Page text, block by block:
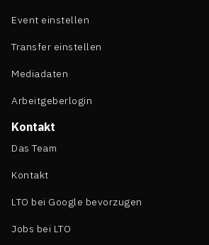
Event einstellen
Transfer einstellen
Mediadaten
Arbeitgeberlogin
Kontakt
Das Team
Kontakt
LTO bei Google bevorzugen
Jobs bei LTO